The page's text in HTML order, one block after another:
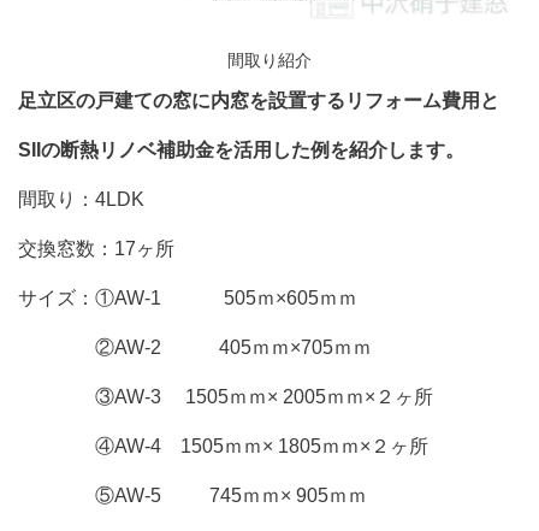
間取り紹介
足立区の戸建ての窓に内窓を設置するリフォーム費用と
SIIの断熱リノベ補助金を活用した例を紹介します。
間取り：4LDK
交換窓数：17ヶ所
サイズ：①AW-1 505ｍ×605ｍｍ
②AW-2 405ｍｍ×705ｍｍ
③AW-3 1505ｍｍ× 2005ｍｍ×２ヶ所
④AW-4 1505ｍｍ× 1805ｍｍ×２ヶ所
⑤AW-5 745ｍｍ× 905ｍｍ